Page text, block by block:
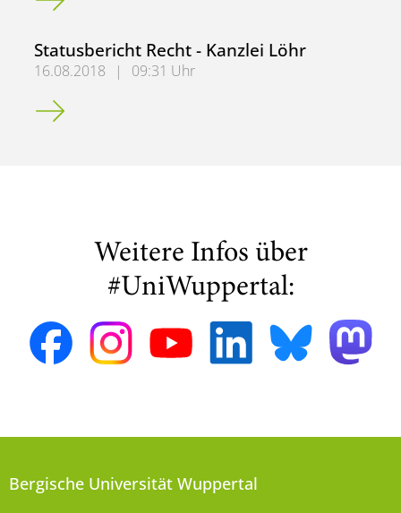
Statusbericht Recht - Kanzlei Löhr
16.08.2018 |
09:31 Uhr
Statusbericht Recht - Kanzlei Löhr
Weitere Infos über
#UniWuppertal:
Bergische Universität Wuppertal